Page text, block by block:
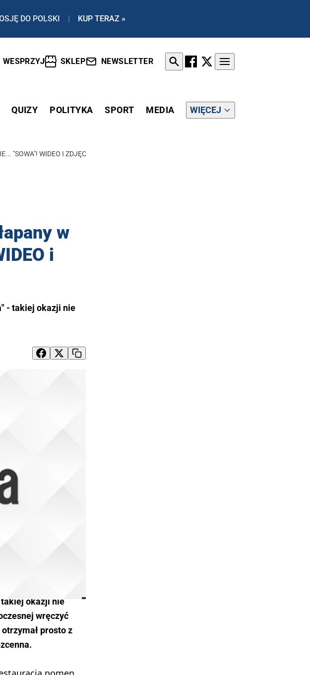
DO POLSKI | KUP TERAZ »
WESPRZYJ SKLEP NEWSLETTER
QUIZY POLITYKA SPORT MEDIA WIĘCEJ
"SOWA"! WIDEO I ZDJĘCIA
w
i
- takiej okazji nie
takiej okazji nie
wręczyć
prosto z